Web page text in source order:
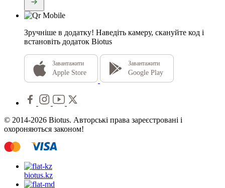
Зручніше в додатку! Наведіть камеру, скануйте код і
встановіть додаток Biotus
Завантажити
Apple Store
Завантажити
Google Play
© 2014-2026 Biotus. Авторські права зареєстровані і
охороняються законом!
biotus.kz